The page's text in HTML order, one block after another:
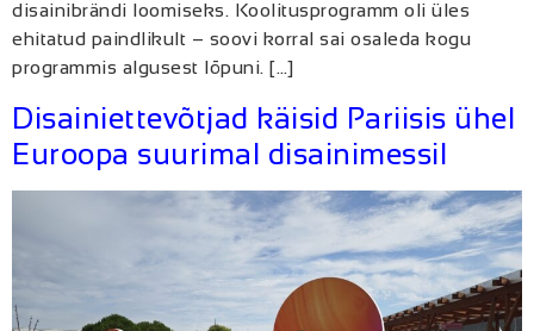
disainibrändi loomiseks. Koolitusprogramm oli üles
ehitatud paindlikult – soovi korral sai osaleda kogu
programmis algusest lõpuni. […]
Disainiettevõtjad käisid Pariisis ühel
Euroopa suurimal disainimessil